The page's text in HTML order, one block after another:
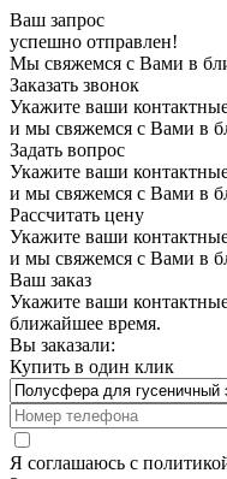
Ваш запрос
успешно отправлен!
Мы свяжемся с Вами в
Заказать звонок
Укажите ваши
и мы свяжемся с Вами в
Задать вопрос
Укажите ваши
и мы свяжемся с Вами в
Рассчитать цену
Укажите ваши
и мы свяжемся с Вами в
Ваш заказ
Укажите ваши
ближайшее время.
Вы заказали:
Купить в один клик
Я соглашаюсь с